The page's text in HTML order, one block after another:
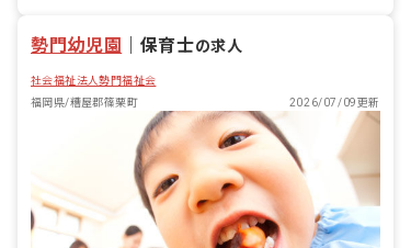
勢門幼児園 保育士の求人
社会福祉法人勢門福祉会
福岡県/糟屋郡篠栗町
2026/07/09更新